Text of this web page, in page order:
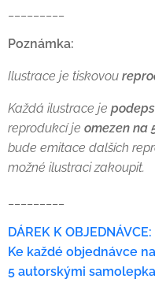
Poznámka:
Ilustrace je tiskovou
Každá ilustrace je
reprodukcí je omezen na
bude emitace dalších
možné ilustraci zakoupit.
DÁREK K OBJEDNÁVCE:
Ke každé objednávce
5 autorskými